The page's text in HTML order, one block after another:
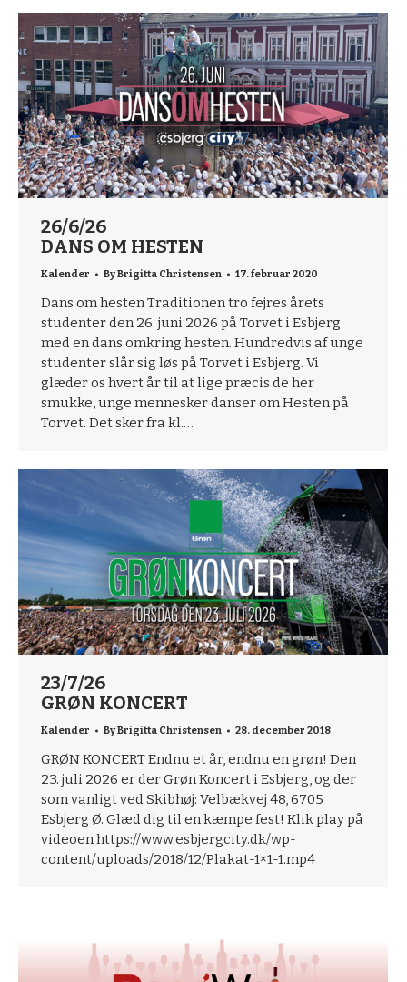
26/6/26
DANS OM HESTEN
Kalender ByBrigitta Christensen 17. februar 2020
Dans om hesten Traditionen tro fejres årets
studenter den 26. juni 2026 på Torvet i Esbjerg
med en dans omkring hesten. Hundredvis af unge
studenter slår sig løs på Torvet i Esbjerg. Vi
glæder os hvert år til at lige præcis de her
smukke, unge mennesker danser om Hesten på
Torvet. Det sker fra kl.…
23/7/26
GRØN KONCERT
Kalender ByBrigitta Christensen 28. december 2018
GRØN KONCERT Endnu et år, endnu en grøn! Den
23. juli 2026 er der Grøn Koncert i Esbjerg, og der
som vanligt ved Skibhøj: Velbækvej 48, 6705
Esbjerg Ø. Glæd dig til en kæmpe fest! Klik play på
videoen https://www.esbjergcity.dk/wp-
content/uploads/2018/12/Plakat-1×1-1.mp4